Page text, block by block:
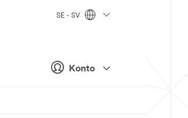
Konto
SE - SV